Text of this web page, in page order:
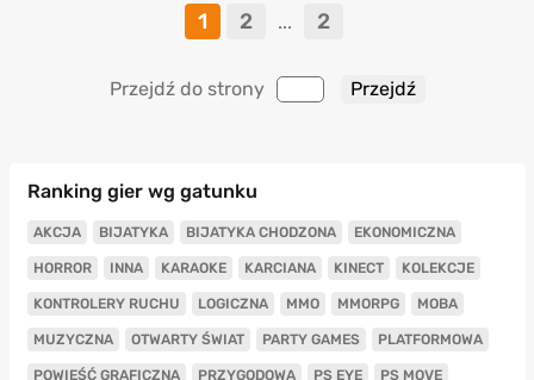
1 2 ... 2
Przejdź do strony
Ranking gier wg gatunku
AKCJA BIJATYKA BIJATYKA CHODZONA EKONOMICZNA
HORROR INNA KARAOKE KARCIANA KINECT KOLEKCJE
KONTROLERY RUCHU LOGICZNA MMO MMORPG MOBA
MUZYCZNA OTWARTY ŚWIAT PARTY GAMES PLATFORMOWA
POWIEŚĆ GRAFICZNA PRZYGODOWA PS EYE PS MOVE